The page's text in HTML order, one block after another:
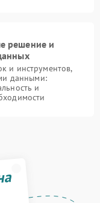
решение и
и инструментов,
данными:
и